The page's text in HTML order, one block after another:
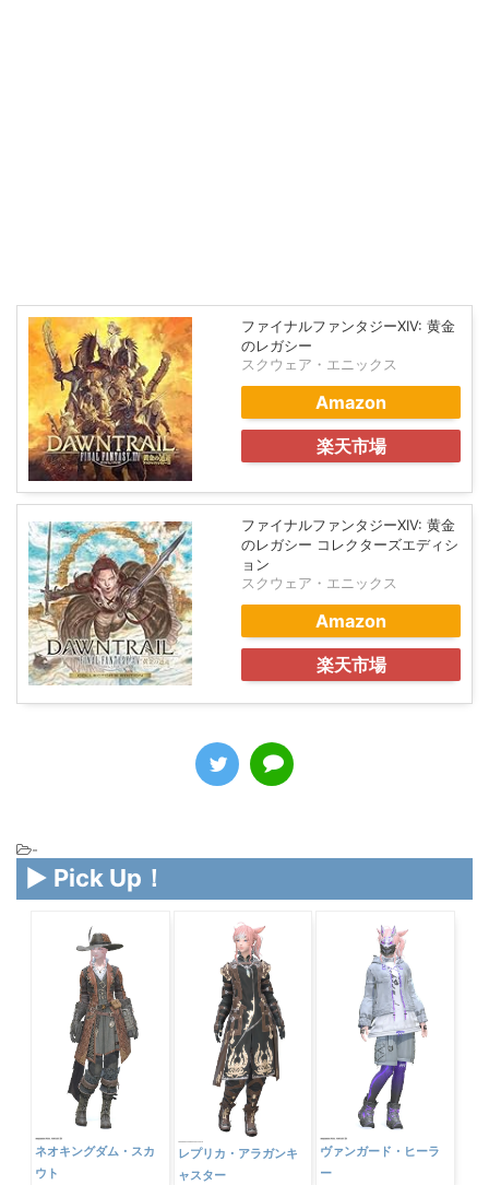
ファイナルファンタジーXIV: 黄金
のレガシー
スクウェア・エニックス
Amazon
楽天市場
ファイナルファンタジーXIV: 黄金
のレガシー コレクターズエディシ
ョン
スクウェア・エニックス
Amazon
楽天市場
-
▶ Pick Up！
ネオキングダム・スカ
ウト
レプリカ・アラガンキ
ャスター
ヴァンガード・ヒーラ
ー